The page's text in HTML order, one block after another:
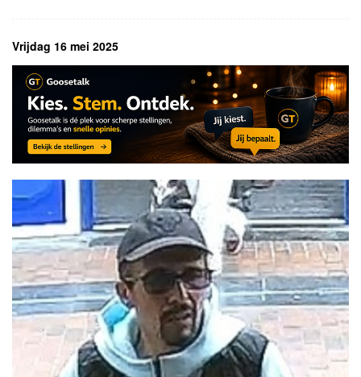
Vrijdag 16 mei 2025